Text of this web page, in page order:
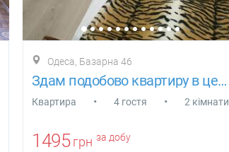
Одеса, Базарна 46
Здам подобово квартиру в центрі Одеси
Квартира • 4 гостя • 2 кімнати
1495 грн за добу